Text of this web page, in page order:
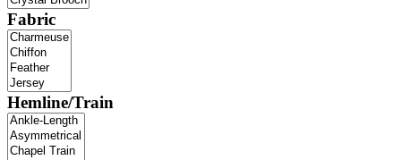
Fabric
Hemline/Train